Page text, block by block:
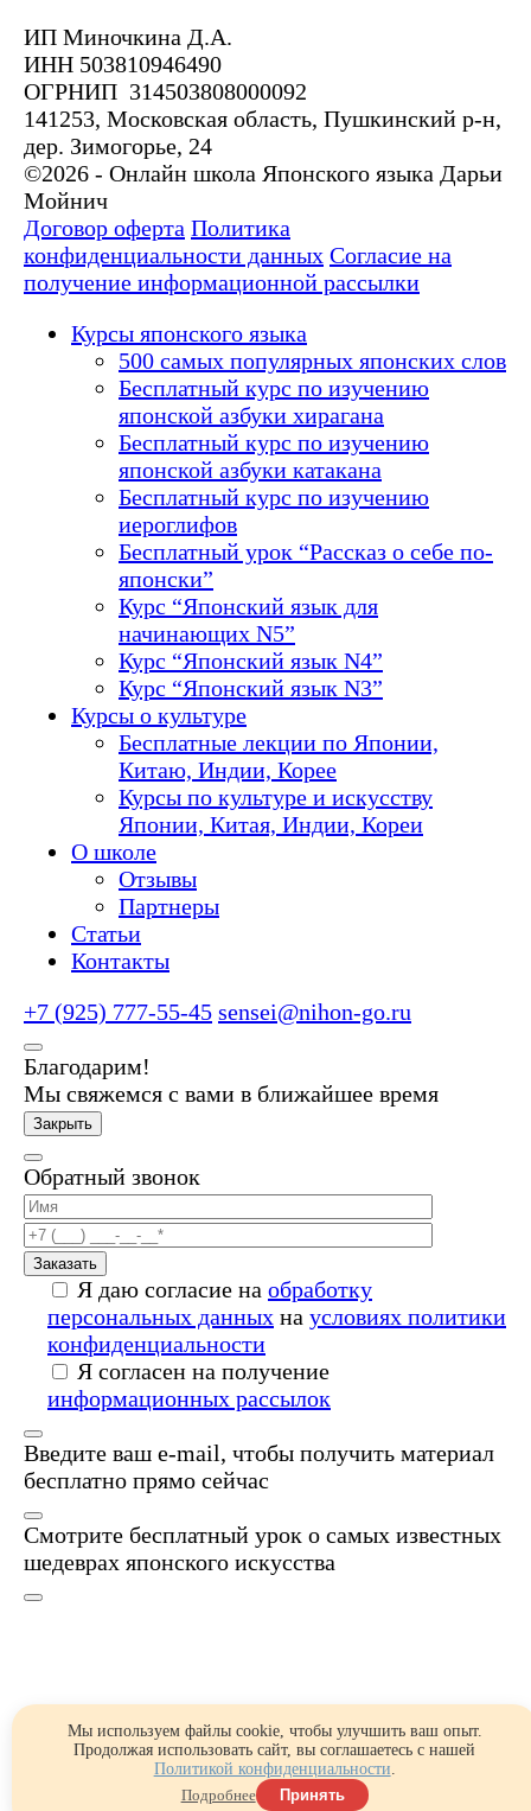
ИП Миночкина Д.А.
ИНН 503810946490
ОГРНИП 314503808000092
141253, Московская область, Пушкинский р-н,
дер. Зимогорье, 24
©2026 - Онлайн школа Японского языка Дарьи
Мойнич
Договор оферта Политика
конфиденциальности данных Согласие на
получение информационной рассылки
Курсы японского языка
500 самых популярных японских слов
Бесплатный курс по изучению
японской азбуки хирагана
Бесплатный курс по изучению
японской азбуки катакана
Бесплатный курс по изучению
иероглифов
Бесплатный урок “Рассказ о себе по-
японски”
Курс “Японский язык для
начинающих N5”
Курс “Японский язык N4”
Курс “Японский язык N3”
Курсы о культуре
Бесплатные лекции по Японии,
Китаю, Индии, Корее
Курсы по культуре и искусству
Японии, Китая, Индии, Кореи
О школе
Отзывы
Партнеры
Статьи
Контакты
+7 (925) 777-55-45 sensei@nihon-go.ru
Благодарим!
Мы свяжемся с вами в ближайшее время
Закрыть
Обратный звонок
Заказать
Я даю согласие на обработку
персональных данных на условиях политики
конфиденциальности
Я согласен на получение
информационных рассылок
Введите ваш e-mail, чтобы получить материал
бесплатно прямо сейчас
Смотрите бесплатный урок о самых известных
шедеврах японского искусства
Мы используем файлы cookie, чтобы улучшить ваш опыт.
Продолжая использовать сайт, вы соглашаетесь с нашей
Политикой конфиденциальности.
Подробнее
Принять